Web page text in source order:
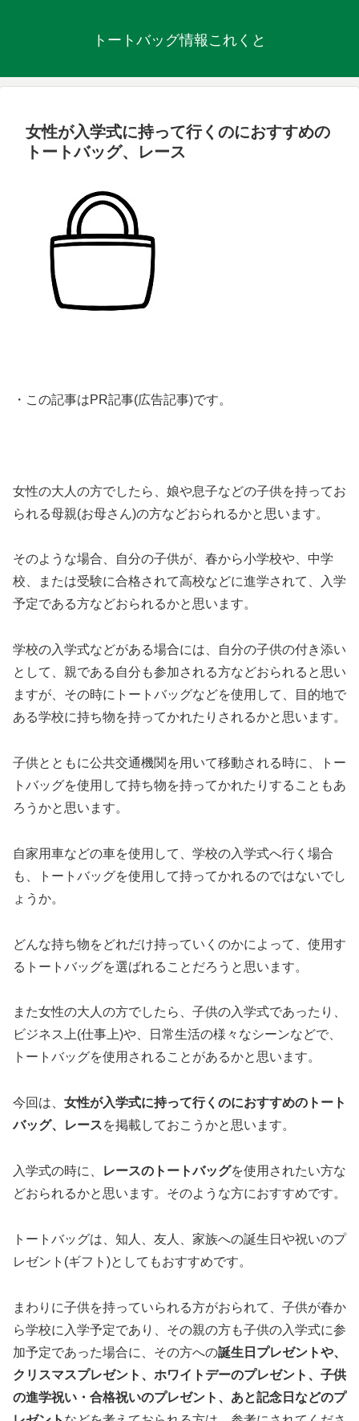
トートバッグ情報これくと
女性が入学式に持って行くのにおすすめの
トートバッグ、レース
・この記事はPR記事(広告記事)です。
女性の大人の方でしたら、娘や息子などの子供を持ってお
られる母親(お母さん)の方などおられるかと思います。
そのような場合、自分の子供が、春から小学校や、中学
校、または受験に合格されて高校などに進学されて、入学
予定である方などおられるかと思います。
学校の入学式などがある場合には、自分の子供の付き添い
として、親である自分も参加される方などおられると思い
ますが、その時にトートバッグなどを使用して、目的地で
ある学校に持ち物を持ってかれたりされるかと思います。
子供とともに公共交通機関を用いて移動される時に、トー
トバッグを使用して持ち物を持ってかれたりすることもあ
ろうかと思います。
自家用車などの車を使用して、学校の入学式へ行く場合
も、トートバッグを使用して持ってかれるのではないでし
ょうか。
どんな持ち物をどれだけ持っていくのかによって、使用す
るトートバッグを選ばれることだろうと思います。
また女性の大人の方でしたら、子供の入学式であったり、
ビジネス上(仕事上)や、日常生活の様々なシーンなどで、
トートバッグを使用されることがあるかと思います。
今回は、 女性が入学式に持って行くのにおすすめのトート
バッグ、レースを掲載しておこうかと思います。
入学式の時に、 レースのトートバッグを使用されたい方な
どおられるかと思います。そのような方におすすめです。
トートバッグは、知人、友人、家族への誕生日や祝いのプ
レゼント(ギフト)としてもおすすめです。
まわりに子供を持っていられる方がおられて、子供が春か
ら学校に入学予定であり、その親の方も子供の入学式に参
加予定であった場合に、その方への誕生日プレゼントや、
クリスマスプレゼント、ホワイトデーのプレゼント、子供
の進学祝い・合格祝いのプレゼント、あと記念日などのプ